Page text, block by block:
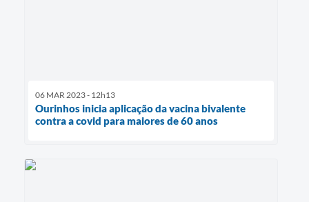
06 MAR 2023 - 12h13
Ourinhos inicia aplicação da vacina bivalente
contra a covid para maiores de 60 anos